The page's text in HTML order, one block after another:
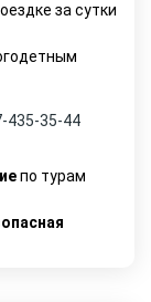
за сутки
435-35-44
по турам